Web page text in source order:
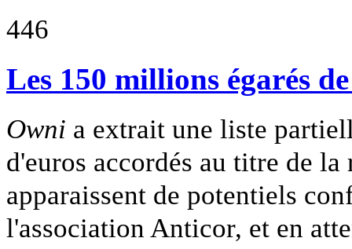
446
Les 150 millions égarés
Owni a extrait une liste
d'euros accordés au titre de
apparaissent de potentiels
l'association Anticor, et en